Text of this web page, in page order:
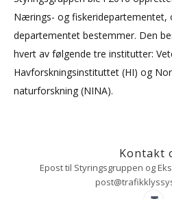
Nærings- og fiskeridepartementet,
departementet bestemmer. Den
hvert av følgende tre institutter:
Havforskningsinstituttet (HI) og
naturforskning (NINA).
Kontakt
Epost til Styringsgruppen og